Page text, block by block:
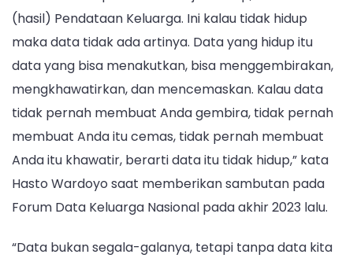
(hasil) Pendataan Keluarga. Ini kalau tidak hidup
maka data tidak ada artinya. Data yang hidup itu
data yang bisa menakutkan, bisa menggembirakan,
mengkhawatirkan, dan mencemaskan. Kalau data
tidak pernah membuat Anda gembira, tidak pernah
membuat Anda itu cemas, tidak pernah membuat
Anda itu khawatir, berarti data itu tidak hidup,” kata
Hasto Wardoyo saat memberikan sambutan pada
Forum Data Keluarga Nasional pada akhir 2023 lalu.
“Data bukan segala-galanya, tetapi tanpa data kita